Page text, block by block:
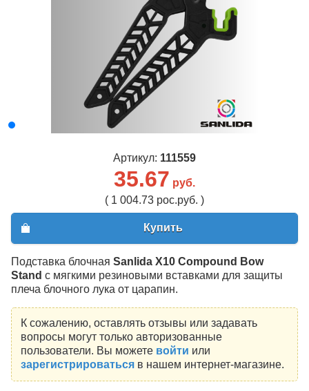
Артикул: 111559
35.67 руб.
( 1 004.73 рос.руб. )
Купить
Подставка блочная Sanlida X10 Compound Bow
Stand с мягкими резиновыми вставками для защиты
плеча блочного лука от царапин.
К сожалению, оставлять отзывы или задавать
вопросы могут только авторизованные
пользователи. Вы можете войти или
зарегистрироватьсяв нашем интернет-магазине.